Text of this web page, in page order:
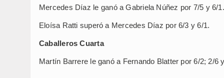
Mercedes Díaz le ganó a Gabriela Núñez por 7/5 y 6/1.
Eloísa Ratti superó a Mercedes Díaz por 6/3 y 6/1.
Caballeros Cuarta
Martín Barrere le ganó a Fernando Blatter por 6/2; 2/6